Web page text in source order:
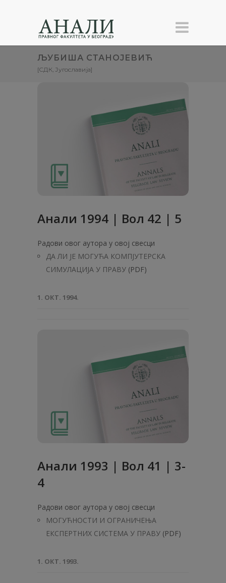
ЉУБИША СТАНОЈЕВИЋ
[СДК, Југославија]
Анaли 1994 | Вол 42 | 5
Радови овог аутора у овој свесци
ДА ЛИ ЈЕ МОГУЋА КОМПЈУТЕРСКА
СИМУЛАЦИЈА У ПРАВУ (PDF)
1. ОКТ. 1994.
Анaли 1993 | Вол 41 | 3-
4
Радови овог аутора у овој свесци
МОГУЋНОСТИ И ОГРАНИЧЕЊА
ЕКСПЕРТНИХ СИСТЕМА У ПРАВУ (PDF)
1. ОКТ. 1993.